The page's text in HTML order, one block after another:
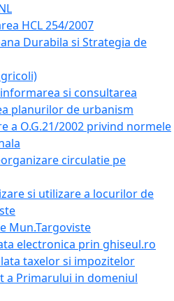
HCL 254/2007
Durabila si Strategia de
informarea si consultarea
planurilor de urbanism
a O.G.21/2002 privind normele
circulatie pe
si utilizare a locurilor de
Mun.Targoviste
electronica prin ghiseul.ro
taxelor si impozitelor
a Primarului in domeniul